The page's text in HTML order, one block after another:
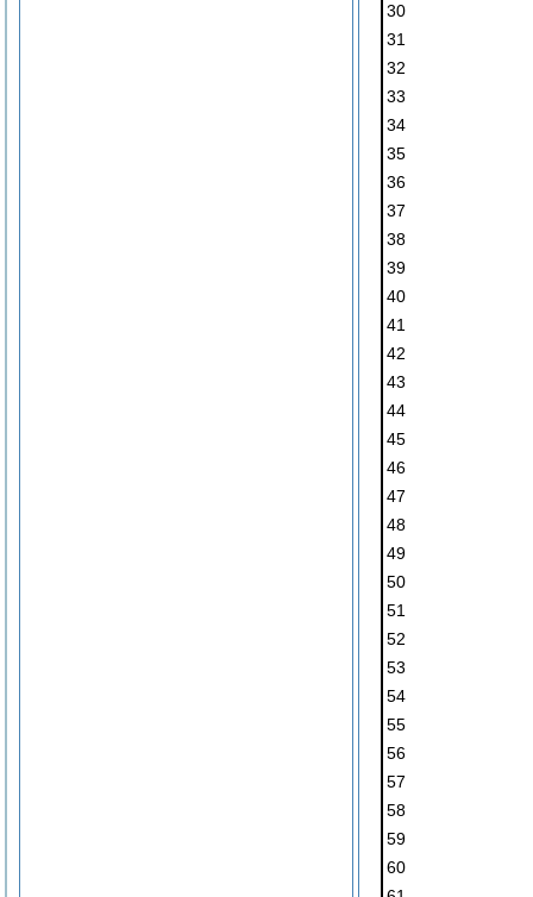
30
31
32
33
34
35
36
37
38
39
40
41
42
43
44
45
46
47
48
49
50
51
52
53
54
55
56
57
58
59
60